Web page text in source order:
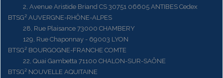
2, Avenue Aristide Briand CS 30751 06605 ANTIBES Cedex
BTSG² AUVERGNE-RHÔNE-ALPES
28, Rue Plaisance 73000 CHAMBERY
129, Rue Chaponnay - 69003 LYON
BTSG² BOURGOGNE-FRANCHE COMTE
22, Quai Gambetta 71100 CHALON-SUR-SAÔNE
BTSG² NOUVELLE AQUITAINE